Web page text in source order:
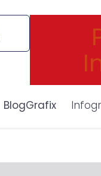
BlogGrafix